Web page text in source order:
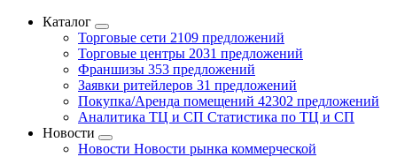
Каталог
Торговые сети 2109 предложений
Торговые центры 2031 предложений
Франшизы 353 предложений
Заявки ритейлеров 31 предложений
Покупка/Аренда помещений 42302 предложений
Аналитика ТЦ и СП Статистика по ТЦ и СП
Новости
Новости Новости рынка коммерческой